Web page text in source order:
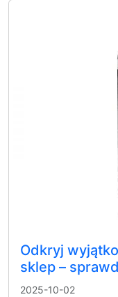
Odkryj
sklep –
2025-10-02